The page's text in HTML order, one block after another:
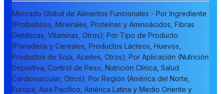
Mercado Global de Alimentos Funcionales - Por Ingrediente
(Probióticos, Minerales, Proteínas y Aminoácidos, Fibras
Dietéticas, Vitaminas, Otros); Por Tipo de Producto
(Panadería y Cereales, Productos Lácteos, Huevos,
Productos de Soja, Aceites, Otros); Por Aplicación (Nutrición
Deportiva, Control de Peso, Nutrición Clínica, Salud
Cardiovascular, Otros); Por Región (América del Norte,
Europa, Asia Pacífico, América Latina y Medio Oriente y